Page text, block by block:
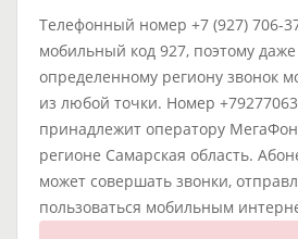
Телефонный номер +7 (927) 706-
мобильный код 927, поэтому
определенному региону звонок
из любой точки. Номер
принадлежит оператору
регионе Самарская область.
может совершать звонки,
пользоваться мобильным